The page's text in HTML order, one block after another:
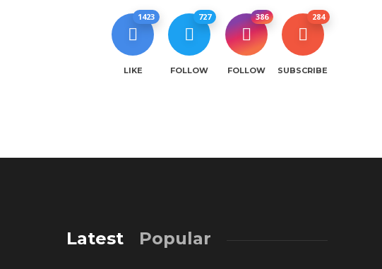
1423
LIKE
727
FOLLOW
386
FOLLOW
284
SUBSCRIBE
Latest Popular